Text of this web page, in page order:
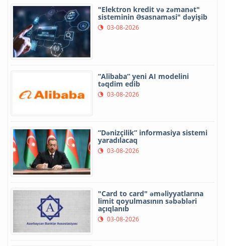
"Elektron kredit və zəmanət"
sisteminin Əsasnaməsi" dəyişib
03-08-2026
“Alibaba” yeni AI modelini
təqdim edib
03-08-2026
“Dənizçilik” informasiya sistemi
yaradılacaq
03-08-2026
"Card to card" əməliyyatlarına
limit qoyulmasının səbəbləri
açıqlanıb
03-08-2026